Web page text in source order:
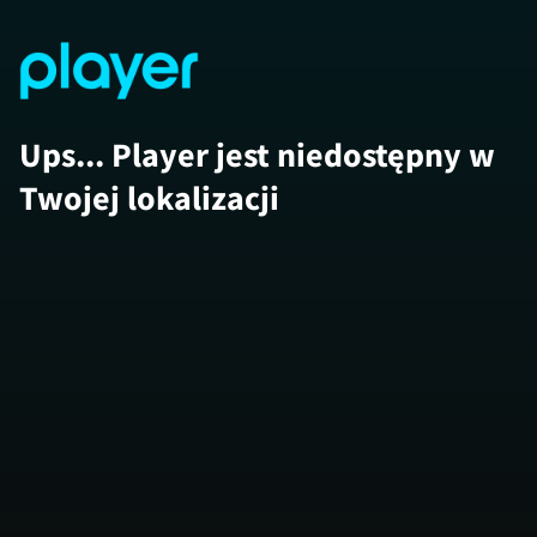
Ups... Player jest niedostępny w
Twojej lokalizacji